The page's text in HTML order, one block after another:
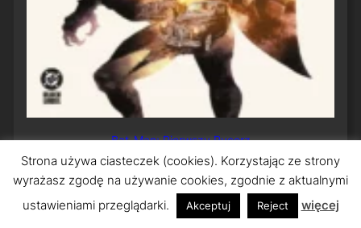
Bat-Man: Pierwszy Rycerz
Strona używa ciasteczek (cookies). Korzystając ze strony
wyrażasz zgodę na używanie cookies, zgodnie z aktualnymi
ustawieniami przeglądarki.
Akceptuj Reject więcej